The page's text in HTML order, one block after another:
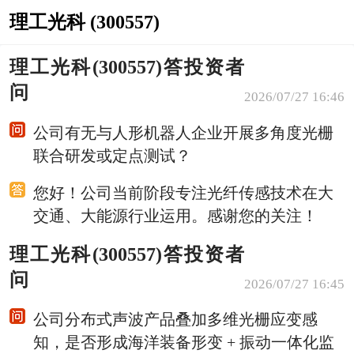
理工光科 (300557)
理工光科(300557)答投资者
问
2026/07/27 16:46
公司有无与人形机器人企业开展多角度光栅
联合研发或定点测试？
您好！公司当前阶段专注光纤传感技术在大
交通、大能源行业运用。感谢您的关注！
理工光科(300557)答投资者
问
2026/07/27 16:45
公司分布式声波产品叠加多维光栅应变感
知，是否形成海洋装备形变 + 振动一体化监